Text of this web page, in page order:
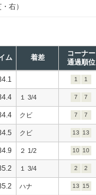
・右）
ム 着差
コーナー
通過順位
1 1
１ 3/4 7 7
クビ 7 7
クビ 13 13
２ 1/2 10 10
１ 3/4 2 2
ハナ 13 15